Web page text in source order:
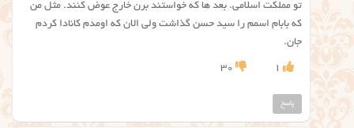
تو مملکت اسلامی. بعد ها که خواستند برن خارج عوض کنند. مثل من
که بابام اسمم را سید حسن گذاشت ولی الان که اومدم کانادا کردم
جان.
1
30
پاسخ